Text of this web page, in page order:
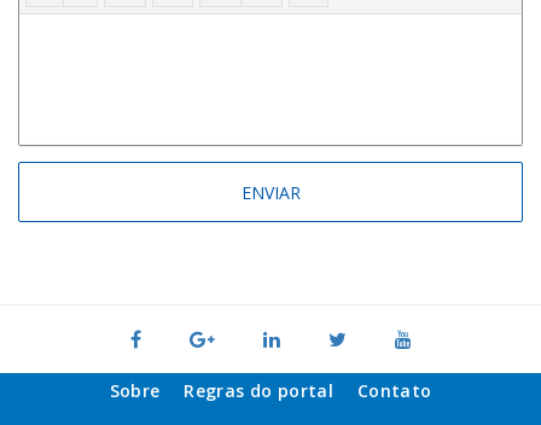
Sobre Regras do portal
Contato